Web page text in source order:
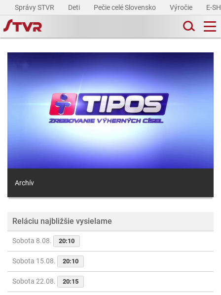
Správy STVR Deti Pečie celé Slovensko Výročie E-
Archív
Reláciu najbližšie vysielame
Sobota 8.08. 20:10
Sobota 15.08. 20:10
Sobota 22.08. 20:15